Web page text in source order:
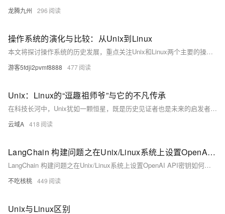
龙腾九州 296
操作系统的演化与比较：从Unix到Linux
本文将探讨操作系统的历史发展，重点关注Unix和Linux两个主要的操作系统分支。通过分析它们的起源、设计哲学、技术特点以及在现代计算中的影响，我们可以更好地理解操作系统在计算机科学中的核心地位及其未来发展趋势。
游客5fdji2pvmf8888 477
Unix：Linux的“逗趣祖师爷”与它的不凡传承
在科技长河中，Unix犹如一颗恒星，既是历史见证者也是未来的启发者。1969年，因程序员肯·汤普森想在他的PDP-7上玩“Space Travel”游戏，意外创造了Unix，以简洁优雅的代码改变了操作系统的世界。进入90年代，林纳斯·托瓦兹受Unix启发，开发了开源免费的Linux，像是Unix调皮的孙子，不仅继承其精髓还增添了开放共享的精神。Unix与Linux之间的传承，就像是智者与追蝶孩童的故事，充满了岁月的智慧与新生的活力，提醒我们科技传奇往往源于不起眼的小事。下次使用Linux时，不妨会心一笑吧！
云域A 418
LangChain 构建问题之在Unix/Linux系统上设置OpenAI API密钥如何解决
LangChain 构建问题之在Unix/Linux系统上设置OpenAI API密钥如何解决
不吃核桃 449
Unix与Linux区别